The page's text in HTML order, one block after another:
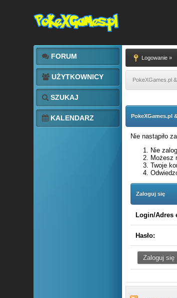
FORUM
UŻYTKOWNICY
SZUKAJ
KALENDARZ
Logowanie »
PokeXGames.pl
PokeXGames.pl
Nie nastąpiło
Nie
Możesz
Twoje
Zaloguj się
Login/Adres
Hasło: